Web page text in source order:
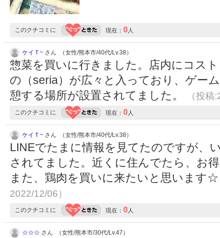
このクチコミに 現在： 0人
ケイＴ~ さん （女性/熊本市/40代/Lv.38）
惣菜を買いに行きました。店内にコス
の（seria）が広々と入っており、ゲー
憩する場所が設置されてました。
（投
このクチコミに 現在： 0人
ケイＴ~ さん （女性/熊本市/40代/Lv.38）
LINEでたまに情報を見てたのですが、
されてました。近くに住んでたら、お
また、鶏肉を買いに来たいと思います
2022/12/06）
このクチコミに 現在： 0人
☆☆☆ さん （女性/熊本市/30代/Lv.47）